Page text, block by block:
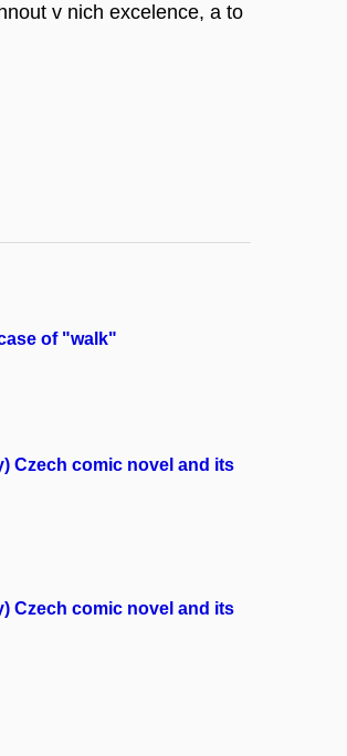
v nich excelence, a to
of "walk"
Czech comic novel and its
Czech comic novel and its